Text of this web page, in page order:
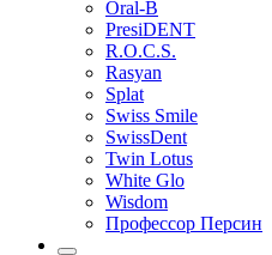
Oral-B
PresiDENT
R.O.C.S.
Rasyan
Splat
Swiss Smile
SwissDent
Twin Lotus
White Glo
Wisdom
Профессор Персин